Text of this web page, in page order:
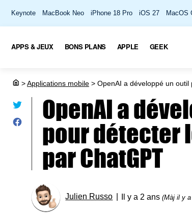
Keynote MacBook Neo iPhone 18 Pro iOS 27 MacOS
APPS & JEUX BONS PLANS APPLE GEEK
>Applications mobile > OpenAI a développé un
OpenAI a
pour détecter
par ChatGPT
Julien Russo Il y a 2 ans(Màj il y